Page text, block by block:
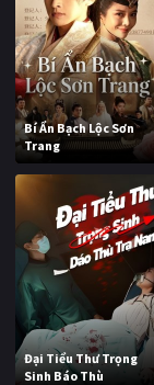
Bí Ẩn Bạch Lộc Sơn
Trang
Đại Tiểu Thư Trọng
Sinh Báo Thù